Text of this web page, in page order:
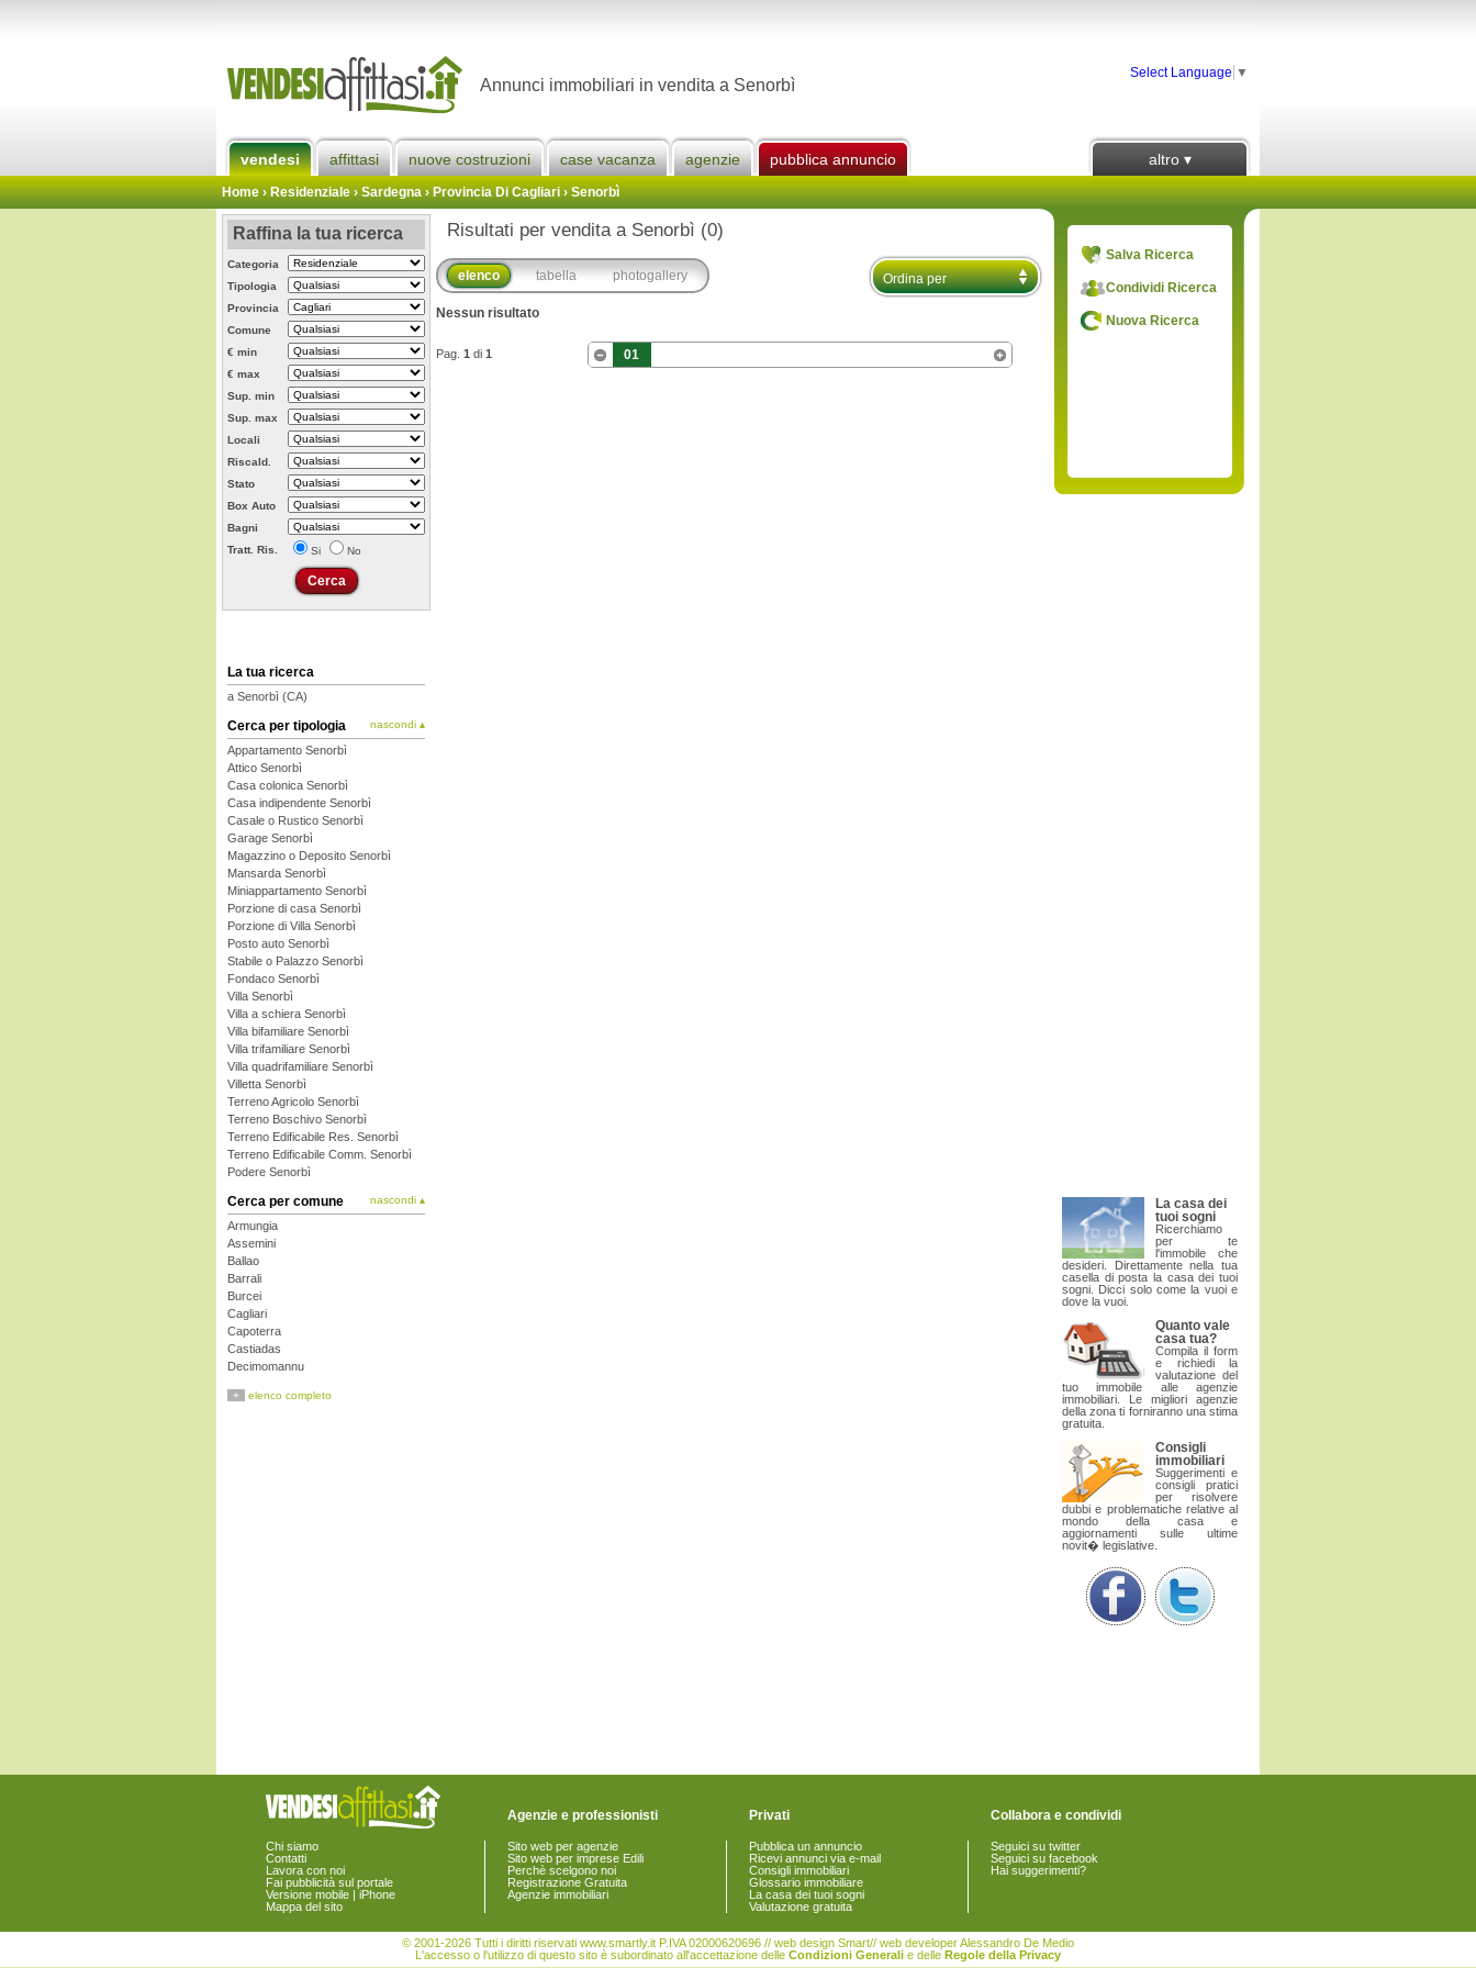
Annunci immobiliari in vendita a Senorbì
vendesi affittasi nuove costruzioni case vacanza agenzie pubblica annuncio altro ▾
Select Language ▼
Home› Residenziale › Sardegna ›Provincia Di Cagliari›Senorbì
Raffina la tua ricerca
Categoria
Tipologia
Provincia
Comune
€ min
€ max
Sup. min
Sup. max
Locali
Riscald.
Stato
Box Auto
Bagni
Tratt. Ris.
Si No
La tua ricerca
a Senorbì (CA)
Cerca per tipologia nascondi ▴
Appartamento Senorbì
Attico Senorbì
Casa colonica Senorbì
Casa indipendente Senorbì
Casale o Rustico Senorbì
Garage Senorbì
Magazzino o Deposito Senorbì
Mansarda Senorbì
Miniappartamento Senorbì
Porzione di casa Senorbì
Porzione di Villa Senorbì
Posto auto Senorbì
Stabile o Palazzo Senorbì
Fondaco Senorbì
Villa Senorbì
Villa a schiera Senorbì
Villa bifamiliare Senorbì
Villa trifamiliare Senorbì
Villa quadrifamiliare Senorbì
Villetta Senorbì
Terreno Agricolo Senorbì
Terreno Boschivo Senorbì
Terreno Edificabile Res. Senorbì
Terreno Edificabile Comm. Senorbì
Podere Senorbì
Cerca per comune nascondi ▴
Armungia
Assemini
Ballao
Barrali
Burcei
Cagliari
Capoterra
Castiadas
Decimomannu
Dolianova
Ortacesus
Pimentel
Quartu Sant'Elena
Quartucciu
Samatzai
+ elenco completo
Risultati per vendita a Senorbì (0)
elenco tabella photogallery
Nessun risultato
Pag. 1 di 1 01
Salva Ricerca
Condividi Ricerca
Nuova Ricerca
La casa dei
tuoi sogni
Ricerchiamo
per te
l'immobile che
desideri. Direttamente nella tua
casella di posta la casa dei tuoi
sogni. Dicci solo come la vuoi e
dove la vuoi.
Quanto vale
casa tua?
Compila il form
e richiedi la
valutazione del
tuo immobile alle agenzie
immobiliari. Le migliori agenzie
della zona ti forniranno una stima
gratuita.
Consigli
immobiliari
Suggerimenti e
consigli pratici
per risolvere
dubbi e problematiche relative al
mondo della casa e
aggiornamenti sulle ultime
novit� legislative.
Chi siamo
Contatti
Lavora con noi
Fai pubblicità sul portale
Versione mobile | iPhone
Mappa del sito
Agenzie e professionisti
Sito web per agenzie
Sito web per imprese Edili
Perchè scelgono noi
Registrazione Gratuita
Agenzie immobiliari
Privati
Pubblica un annuncio
Ricevi annunci via e-mail
Consigli immobiliari
Glossario immobiliare
La casa dei tuoi sogni
Valutazione gratuita
Collabora e condividi
Seguici su twitter
Seguici su facebook
Hai suggerimenti?
© 2001-2026 Tutti i diritti riservati www.smartly.it P.IVA 02000620696 // web design Smart// web developer Alessandro De Medio
L'accesso o l'utilizzo di questo sito è subordinato all'accettazione delle Condizioni Generali e delle Regole della Privacy